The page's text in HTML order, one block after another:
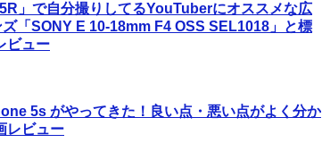
」で自分撮りしてるYouTuberにオススメな広
「SONY E 10-18mm F4 OSS SEL1018」と標
ビュー
5s がやってきた！良い点・悪い点がよく分か
レビュー